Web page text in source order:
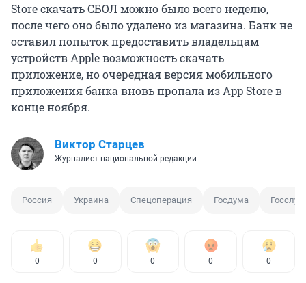
Store скачать СБОЛ можно было всего неделю,
после чего оно было удалено из магазина. Банк не
оставил попыток предоставить владельцам
устройств Apple возможность скачать
приложение, но очередная версия мобильного
приложения банка вновь пропала из App Store в
конце ноября.
Виктор Старцев
Журналист национальной редакции
Россия Украина Спецоперация Госдума
0 0 0 0 0